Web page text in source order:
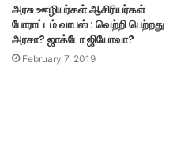
அரசு ஊழியர்கள் ஆசிரியர்கள்
போராட்டம் வாபஸ் : வெற்றி பெற்றது
அரசா? ஜாக்டோ ஜியோவா?
February 7, 2019